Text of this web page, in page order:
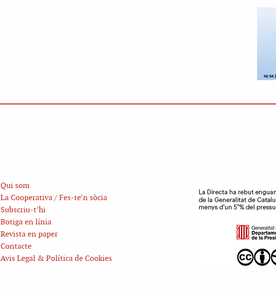
Qui som
La Cooperativa / Fes-te’n sòcia
Subscriu-t’hi
Botiga en línia
Revista en paper
Contacte
Avis Legal & Política de Cookies